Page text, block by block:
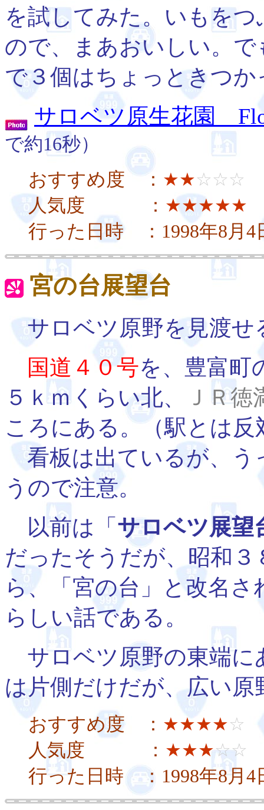
を試してみた。いもを
ので、まあおいしい。
で３個はちょっときつか
サロベツ原生花園
で約16秒）
おすすめ度 ： ★★☆☆☆
人気度 ： ★★★★★
行った日時 ：1998年8月
宮の台展望台
サロベツ原野を見渡せ
国道４０号を、豊富町
５ｋｍくらい北、
ＪＲ徳
ころにある。（駅とは反
看板は出ているが、う
うので注意。
以前は「 サロベツ展望
だったそうだが、昭和
ら、「宮の台」と改名
らしい話である。
サロベツ原野の東端に
は片側だけだが、広い
おすすめ度 ： ★★★★☆
人気度 ： ★★★☆☆
行った日時 ：1998年8月